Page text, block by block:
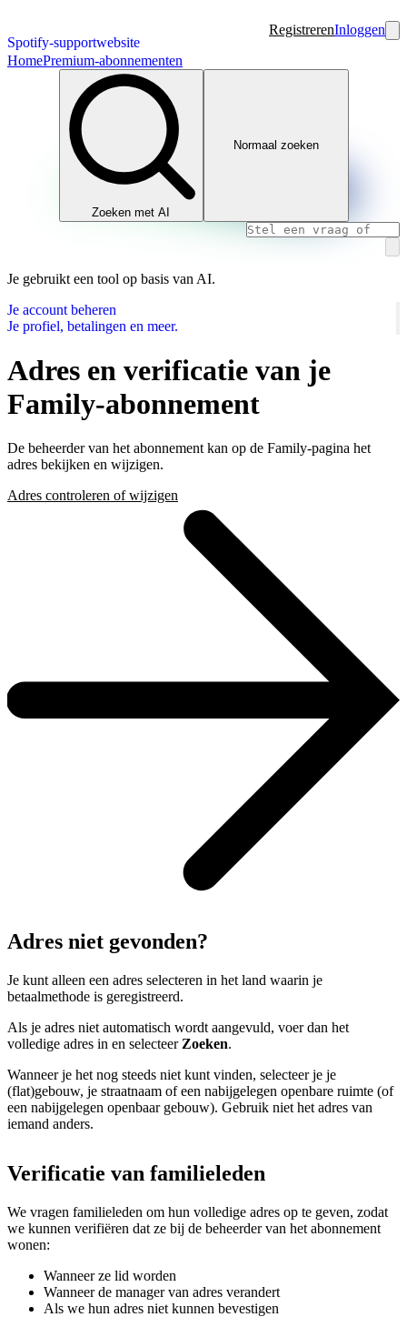
Spotify-supportwebsite
RegistrerenInloggen
HomePremium-abonnementen
Zoeken met AI
Normaal zoeken
Je gebruikt een tool op basis van AI.
Je account beheren
Je profiel, betalingen en meer.
Adres en verificatie van je
Family-abonnement
De beheerder van het abonnement kan op de Family-pagina het
adres bekijken en wijzigen.
Adres controleren of wijzigen
Adres niet gevonden?
Je kunt alleen een adres selecteren in het land waarin je
betaalmethode is geregistreerd.
Als je adres niet automatisch wordt aangevuld, voer dan het
volledige adres in en selecteer Zoeken.
Wanneer je het nog steeds niet kunt vinden, selecteer je je
(flat)gebouw, je straatnaam of een nabijgelegen openbare ruimte (of
een nabijgelegen openbaar gebouw). Gebruik niet het adres van
iemand anders.
Verificatie van familieleden
We vragen familieleden om hun volledige adres op te geven, zodat
we kunnen verifiëren dat ze bij de beheerder van het abonnement
wonen:
Wanneer ze lid worden
Wanneer de manager van adres verandert
Als we hun adres niet kunnen bevestigen